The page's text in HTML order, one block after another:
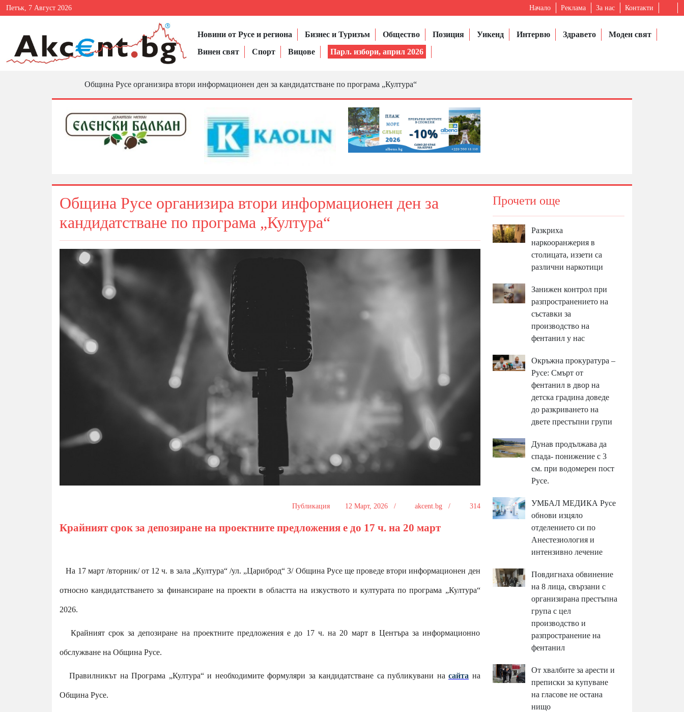
Петък, 7 Август 2026 Начало Реклама За нас Контакти
Новини от Русе и региона Бизнес и Туризъм Общество Позиция Уикенд Интервю Здравето
Моден свят
Винен свят
Спорт Вицове Парл. избори, април 2026
Община Русе организира втори информационен ден за кандидатстване по програма „Култура“
Община Русе организира втори информационен ден за
кандидатстване по програма „Култура“
Публикация 12 Март, 2026 / akcent.bg / 314
Крайният срок за депозиране на проектните предложения е до 17 ч. на 20 март
На 17 март /вторник/ от 12 ч. в зала „Култура“ /ул. „Цариброд“ 3/ Община Русе ще проведе втори информационен ден
относно кандидатстването за финансиране на проекти в областта на изкуството и културата по програма „Култура“
2026.
Крайният срок за депозиране на проектните предложения е до 17 ч. на 20 март в Центъра за информационно
обслужване на Община Русе.
Правилникът на Програма „Култура“ и необходимите формуляри за кандидатстване са публикувани насайта на
Община Русе.
Прочети още
Разкриха
наркооранжерия в
столицата, иззети са
различни наркотици
Занижен контрол при
разпространението на
съставки за
производство на
фентанил у нас
Окръжна прокуратура –
Русе: Смърт от
фентанил в двор на
детска градина доведе
до разкриването на
двете престъпни групи
Дунав продължава да
спада- понижение с 3
см. при водомерен пост
Русе.
УМБАЛ МЕДИКА Русе
обнови изцяло
отделението си по
Анестезиология и
интензивно лечение
Повдигнаха обвинение
на 8 лица, свързани с
организирана престъпна
група с цел
производство и
разпространение на
фентанил
От хвалбите за арести и
преписки за купуване
на гласове не остана
нищо